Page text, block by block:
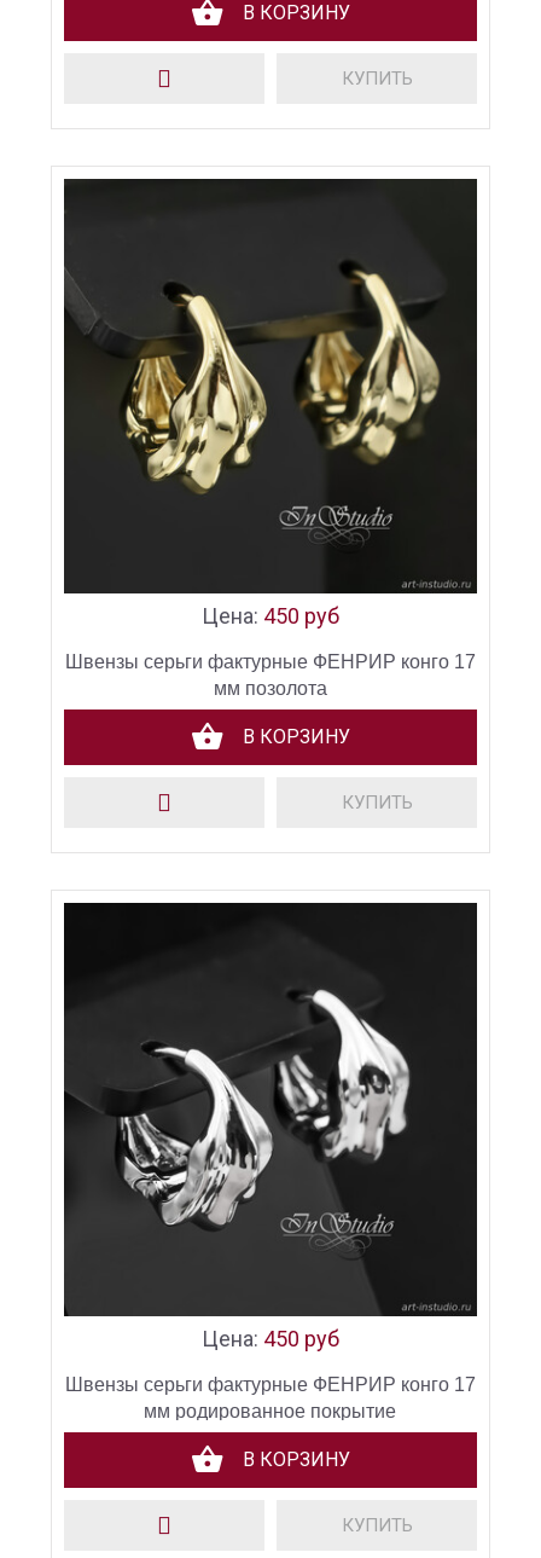
В КОРЗИНУ
КУПИТЬ
Цена: 450 руб
Швензы серьги фактурные ФЕНРИР конго 17
мм позолота
В КОРЗИНУ
КУПИТЬ
Цена: 450 руб
Швензы серьги фактурные ФЕНРИР конго 17
мм родированное покрытие
В КОРЗИНУ
КУПИТЬ